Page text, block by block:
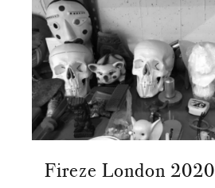
Fireze London 2020